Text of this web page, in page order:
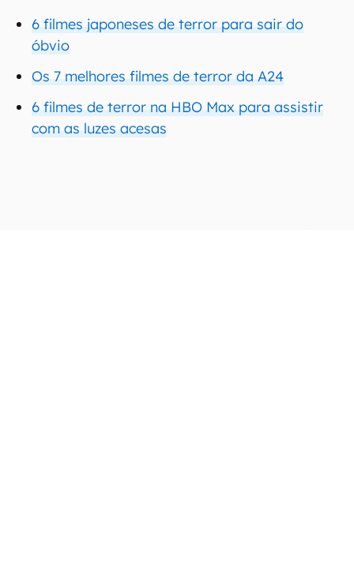
6 filmes japoneses de terror para sair do
óbvio
Os 7 melhores filmes de terror da A24
6 filmes de terror na HBO Max para assistir
com as luzes acesas